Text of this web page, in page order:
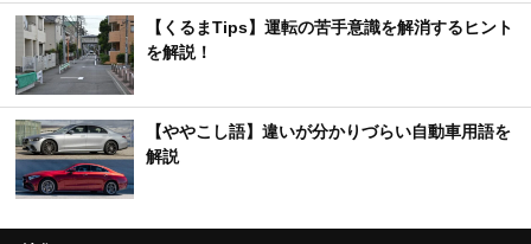
【くるまTips】運転の苦手意識を解消するヒント
を解説！
【ややこし語】違いが分かりづらい自動車用語を
解説